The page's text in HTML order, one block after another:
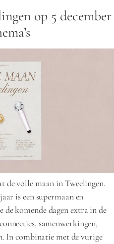
op 5 december
de volle maan in Tweelingen.
is een supermaan en
de komende dagen extra in de
samenwerkingen,
In combinatie met de vurige